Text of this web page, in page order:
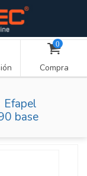
0
Compra
Efapel
base